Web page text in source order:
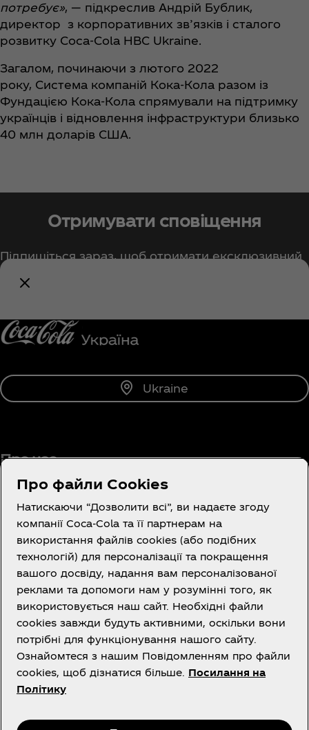
потребує», — підкреслив Андрій Бублик,
директор з корпоративних зв’язків і сталого
розвитку Coca‑Cola HBC Ukraine.
Загалом, починаючи з лютого 2022
року, Система компаній Кока-Кола разом із
Фундацією Кока-Кола спрямували на підтримку
українців і відновлення інфраструктури близько
40 млн доларів США.
Отримувати сповіщення
Підпишіться зараз, щоб отримати ексклюзивний
Ukraine
Про нас
Потрібна допомога?
правова інформація
Про файли Cookies
Натискаючи “Дозволити всі”, ви надаєте згоду
компанії Coca‑Cola та її партнерам на
використання файлів cookies (або подібних
технологій) для персоналізації та покращення
вашого досвіду, надання вам персоналізованої
реклами та допомоги нам у розумінні того, як
використовується наш сайт. Необхідні файли
cookies завжди будуть активними, оскільки вони
потрібні для функціонування нашого сайту.
Ознайомтеся з нашим Повідомленням про файли
cookies, щоб дізнатися більше. Посилання на
Політику